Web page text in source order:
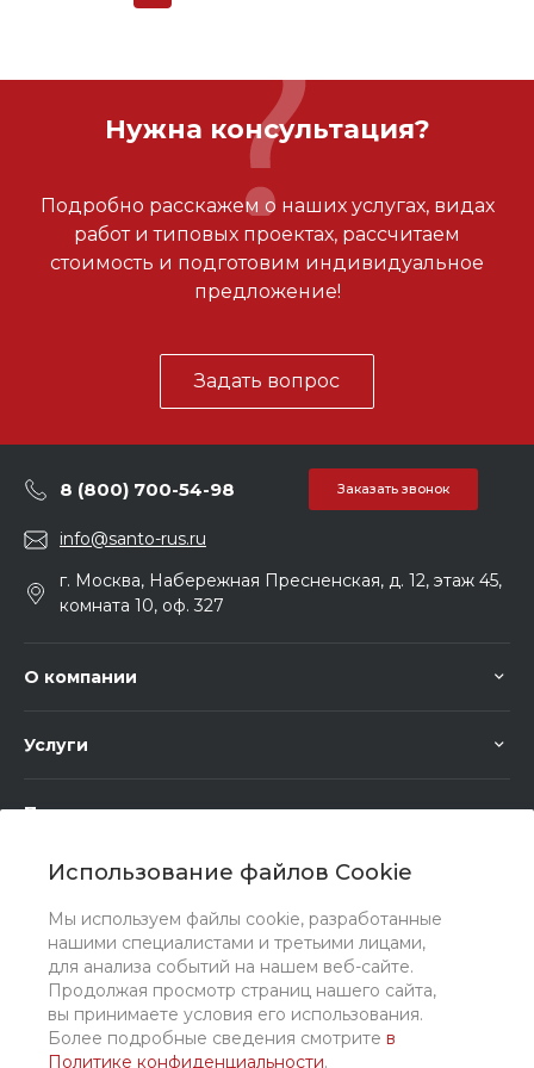
Использование файлов Cookie
Мы используем файлы cookie, разработанные
нашими специалистами и третьими лицами,
для анализа событий на нашем веб-сайте.
Продолжая просмотр страниц нашего сайта,
вы принимаете условия его использования.
Более подробные сведения смотрите в
Политике конфиденциальности.
Нужна консультация?
Подробно расскажем о наших услугах, видах
работ и типовых проектах, рассчитаем
стоимость и подготовим индивидуальное
предложение!
Задать вопрос
8 (800) 700-54-98 Заказать звонок
info@santo-rus.ru
г. Москва, Набережная Пресненская, д. 12, этаж 45,
комната 10, оф. 327
О компании
Услуги
Помощь
Мы в соц. сетях